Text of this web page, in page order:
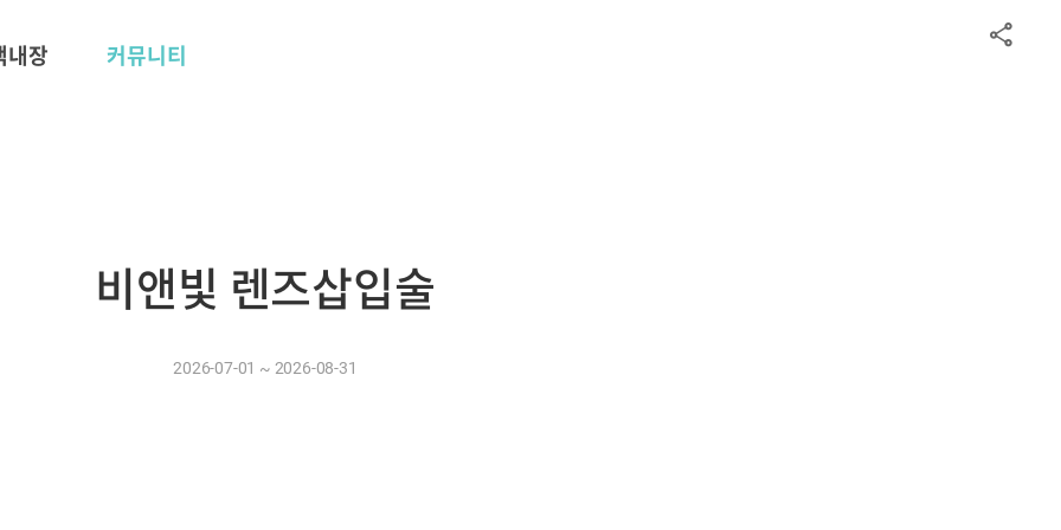
내장 커뮤니티
비앤빛 렌즈삽입술
2026-07-01 ~ 2026-08-31